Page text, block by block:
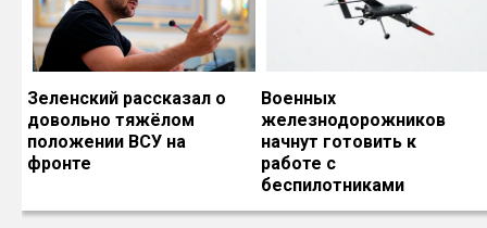
Зеленский рассказал о
довольно тяжёлом
положении ВСУ на
фронте
Военных
железнодорожников
начнут готовить к
работе с
беспилотниками